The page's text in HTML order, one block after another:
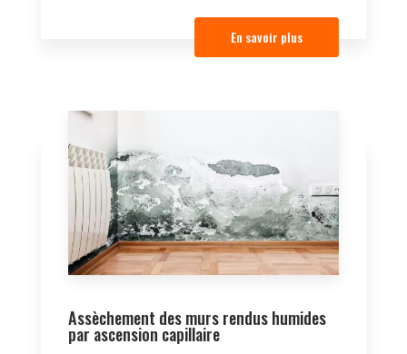
En savoir plus
Assèchement des murs rendus humides
par ascension capillaire